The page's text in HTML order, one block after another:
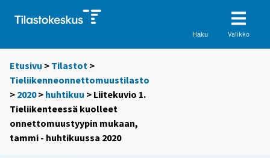
Haku Valikko
Etusivu > Tilastot >
Tieliikenneonnettomuustilasto
> 2020> huhtikuu > Liitekuvio 1.
Tieliikenteessä kuolleet
onnettomuustyypin mukaan,
tammi - huhtikuussa 2020